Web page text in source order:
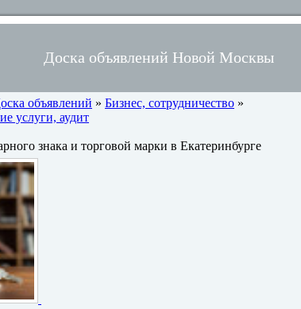
Доска объявлений Новой Москвы
объявлений » Бизнес, сотрудничество »
услуги, аудит
знака и торговой марки в Екатеринбурге